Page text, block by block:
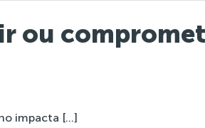
ou
impacta […]